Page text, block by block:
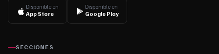
Disponible en
App Store
Disponible en
Google Play
SECCIONES